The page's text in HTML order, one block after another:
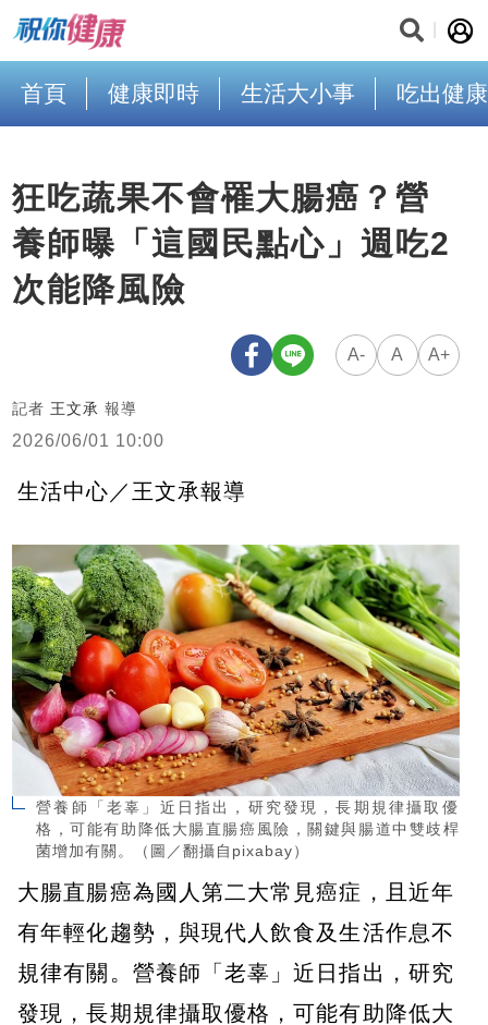
首頁 健康即時 生活大小事 吃出健康
狂吃蔬果不會罹大腸癌？營
養師曝「這國民點心」週吃2
次能降風險
A- A A+
記者 王文承 報導
2026/06/01 10:00
生活中心／王文承報導
營養師「老辜」近日指出，研究發現，長期規律攝取優
格，可能有助降低大腸直腸癌風險，關鍵與腸道中雙歧桿
菌增加有關。（圖／翻攝自pixabay）
大腸直腸癌為國人第二大常見癌症，且近年
有年輕化趨勢，與現代人飲食及生活作息不
規律有關。營養師「老辜」近日指出，研究
發現，長期規律攝取優格，可能有助降低大